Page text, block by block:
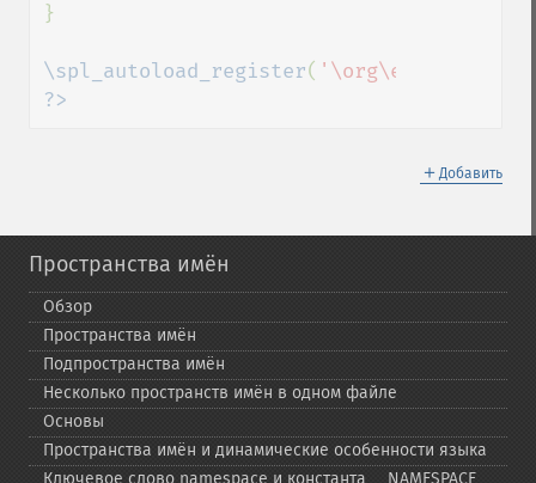
}
\spl_autoload_register(
?>
＋ Добавить
Пространства имён
Обзор
Пространства имён
Подпространства имён
Несколько пространств имён в одном файле
Основы
Пространства имён и динамические особенности языка
Ключевое слово namespace и константа _​_​NAMESPACE_​_​